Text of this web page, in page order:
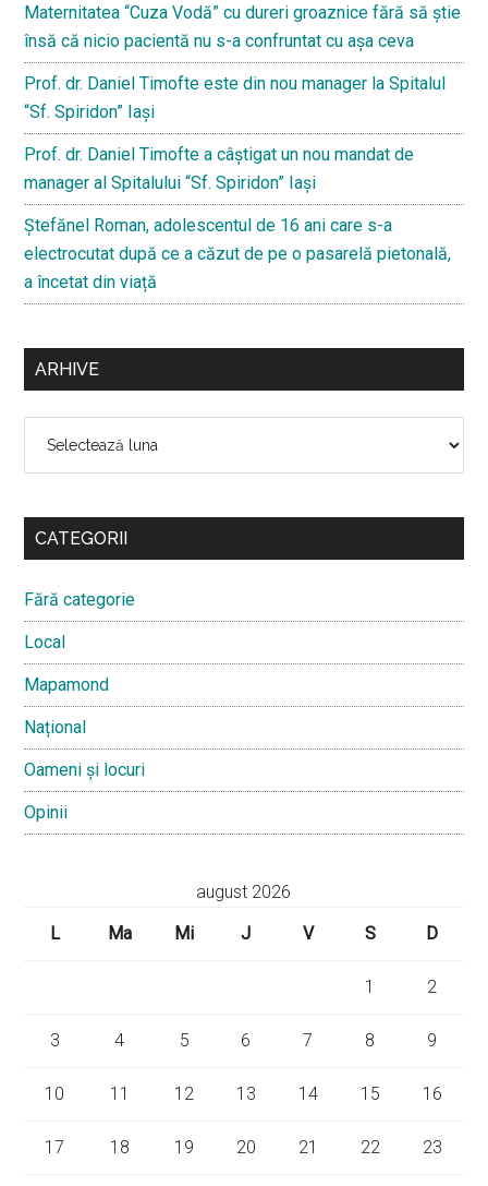
Maternitatea “Cuza Vodă” cu dureri groaznice fără să ştie
însă că nicio pacientă nu s-a confruntat cu așa ceva
Prof. dr. Daniel Timofte este din nou manager la Spitalul
“Sf. Spiridon” Iaşi
Prof. dr. Daniel Timofte a câștigat un nou mandat de
manager al Spitalului “Sf. Spiridon” Iași
Ştefănel Roman, adolescentul de 16 ani care s-a
electrocutat după ce a căzut de pe o pasarelă pietonală,
a încetat din viață
ARHIVE
CATEGORII
Fără categorie
Local
Mapamond
Național
Oameni și locuri
Opinii
august 2026
L
Ma Mi J V S D
1 2
3 4 5 6 7 8 9
10 11 12 13 14 15 16
17 18 19 20 21 22 23